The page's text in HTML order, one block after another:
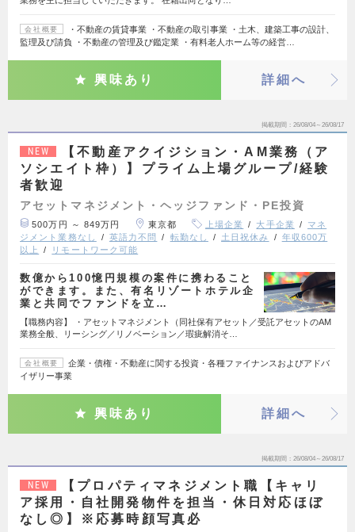
会社概要
・不動産の賃貸事業 ・不動産の取引事業 ・土木、建築工事の設計、
監理及び請負 ・不動産の管理及び鑑定業 ・有料老人ホーム等の経営…
興味あり 詳細へ
掲載期間 26/08/04～26/08/17
NEW
【不動産アクイジション・AM業務（ア
ソシエイト枠）】プライム上場グループ/経験
者歓迎
アセットマネジメント・ヘッジファンド・PE投資
500万円 ～ 849万円 東京都 上場企業 大手企業
マネ
ジメント業務なし
英語力不問 転勤なし 土日祝休み
年収600万
以上
リモートワーク可能
数億から100憶円規模の案件に携わること
ができます。また、有名リゾートホテル企
業と共同でファンドを立…
【職務内容】 ・アセットマネジメント（同社保有アセット／受託アセットのAM
業務全般、リーシング／リノベーション／瑕疵解消そ…
会社概要
企業・債権・不動産に関する投資・各種ファイナンスおよびアドバ
イザリー事業
興味あり 詳細へ
掲載期間 26/08/04～26/08/17
NEW
【プロパティマネジメント職【キャリ
ア採用・自社開発物件を担当・休日対応ほぼ
なし◎】※応募時顔写真必